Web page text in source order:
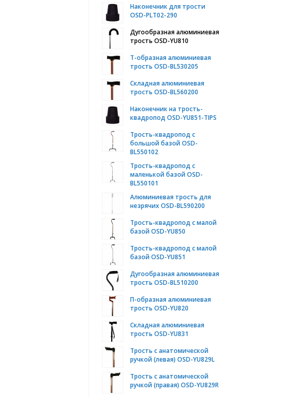
Наконечник для трости
OSD-PLT02-290
Дугообразная алюминиевая
трость OSD-YU810
Т-образная алюминиевая
трость OSD-BL530205
Складная алюминиевая
трость OSD-BL560200
Наконечник на трость-
квадропод OSD-YU851-TIPS
Трость-квадропод с
большой базой OSD-
BL550102
Трость-квадропод с
маленькой базой OSD-
BL550101
Алюминиевая трость для
незрячих OSD-BL590200
Трость-квадропод с малой
базой OSD-YU850
Трость-квадропод с малой
базой OSD-YU851
Дугообразная алюминиевая
трость OSD-BL510200
П-образная алюминиевая
трость OSD-YU820
Складная алюминиевая
трость OSD-YU831
Трость с анатомической
ручкой (левая) OSD-YU829L
Трость с анатомической
ручкой (правая) OSD-YU829R